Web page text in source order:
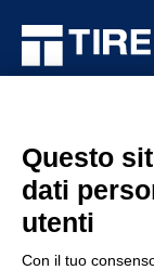
TIRELLI SRL
Via Veronesi, 1
P.iva: 01905710206
Capitale sociale:
Rea: MN-208518
AZIENDA
Questo
dati
utenti
Con il tuo